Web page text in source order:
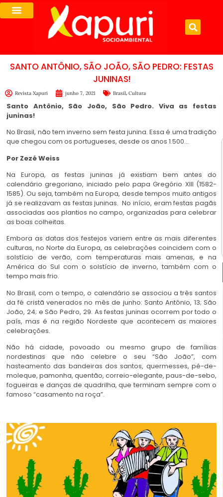
SANTO ANTÔNIO, SÃO JOÃO, SÃO PEDRO: FESTAS
JUNINAS!
Revista Xapuri junho 7, 2021 Brasil, Cultura
Santo Antônio, São João, São Pedro. Viva as festas
juninas!
No Brasil, não tem inverno sem festa junina. Essa é uma tradição
que chegou com os portugueses, desde os anos 1.500…
Por Zezé Weiss
Na Europa, as festas juninas já existiam bem antes do
calendário gregoriano, iniciado pelo papa Gregório XIII (1582-
1585). Ou seja, também na Europa, desde tempos muito antigos
já se realizavam as festas juninas. No início, eram festas pagãs
associadas aos plantios no campo, organizadas para celebrar
as boas colheitas.
Embora as datas dos festejos variem entre as mais diferentes
culturas, no Norte da Europa, as celebrações coincidem com o
solstício de verão, com temperaturas mais amenas, e na
América do Sul com o solstício de inverno, também com o
tempo mais frio.
No Brasil, com o tempo, o calendário se associou a três santos
da fé cristã venerados no mês de junho: Santo Antônio, 13; São
João, 24; e São Pedro, 29. As festas juninas ocorrem por todo o
país, mas é na região Nordeste que acontecem as maiores
celebrações.
Não há cidade, povoado ou mesmo grupo de famílias
nordestinas que não celebre o seu “São João”, com
hasteamento das bandeiras dos santos, quermesses, pé-de-
moleque, pamonha, quentão, correio-elegante, paus-de-sebo,
fogueiras e danças de quadrilha, que terminam sempre com o
famoso “casamento na roça”.